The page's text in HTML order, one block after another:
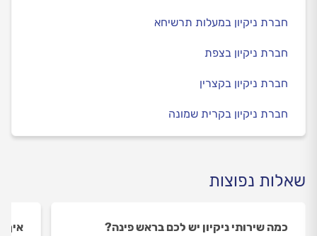
חברת ניקיון במעלות תרשיחא
חברת ניקיון בצפת
חברת ניקיון בקצרין
חברת ניקיון בקרית שמונה
שאלות נפוצות
כמה שירותי ניקיון יש לכם בראש פינה?
איך